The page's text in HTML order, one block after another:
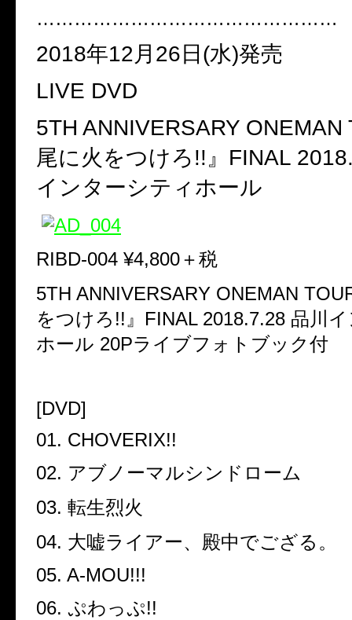
…………………………………………
2018年12月 26 日 (水)発売
LIVE DVD
5TH ANNIVERSARY ONEMAN
尾に火をつけろ!!』 FINAL
インターシティホール
RIBD-004 ¥4,800＋税
5TH ANNIVERSARY ONEMAN
をつけろ !! 』 FINAL 2018.7.28 品川
ホール 20Pライブフォトブック付
[DVD]
01. CHOVERIX!!
02. アブノーマルシンドローム
03. 転生烈火
04. 大嘘ライアー、殿中でござる。
05. A-MOU!!!
06. ぷわっぷ!!